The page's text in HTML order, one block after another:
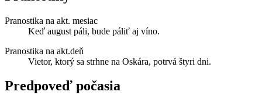
Pranostika na akt. mesiac
Keď august páli, bude páliť aj víno.
Pranostika na akt.deň
Vietor, ktorý sa strhne na Oskára, potrvá štyri dni.
Predpoveď počasia